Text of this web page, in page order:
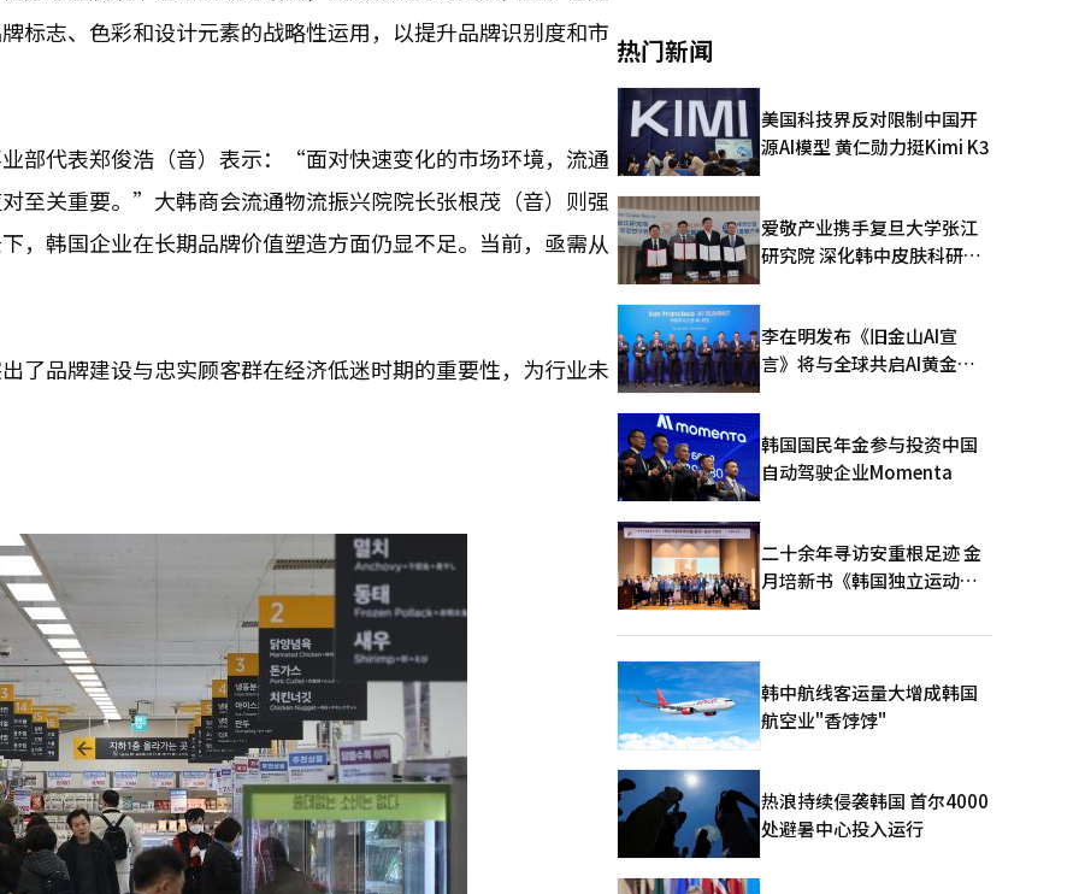
标志、色彩和设计元素的战略性运用，以提升品牌识别度和市
部代表郑俊浩（音）表示：“面对快速变化的市场环境，流通
至关重要。”大韩商会流通物流振兴院院长张根茂（音）则强
，韩国企业在长期品牌价值塑造方面仍显不足。当前，亟需从
了品牌建设与忠实顾客群在经济低迷时期的重要性，为行业未
热门新闻
美国科技界反对限制中国开
源AI模型 黄仁勋力挺Kimi K3
爱敬产业携手复旦大学张江
研究院 深化韩中皮肤科研合
李在明发布《旧金山AI宣
言》将与全球共启AI黄金时
韩国国民年金参与投资中国
自动驾驶企业Momenta
二十余年寻访安重根足迹 金
月培新书《韩国独立运动圣
版
韩中航线客运量大增成韩国
航空业"香饽饽"
热浪持续侵袭韩国 首尔4000
处避暑中心投入运行